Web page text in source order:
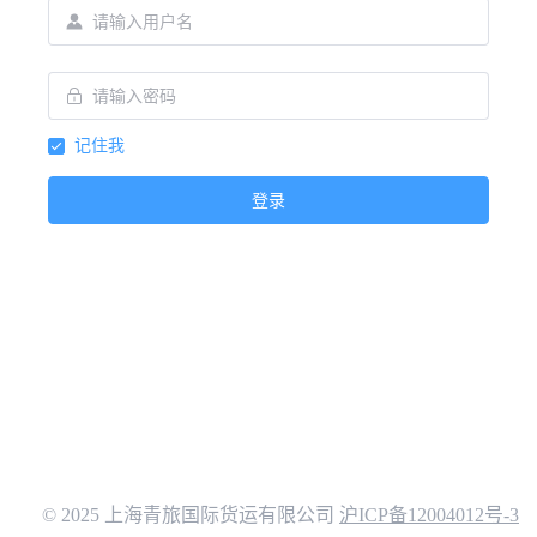
记住我
登录
© 2025 上海青旅国际货运有限公司 沪ICP备12004012号-3